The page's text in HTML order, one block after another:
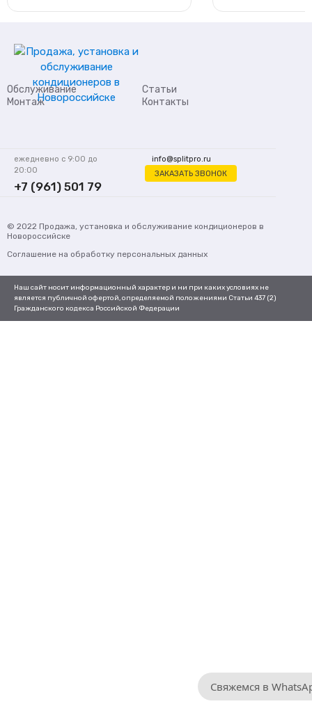
Обслуживание
Монтаж
Статьи
Контакты
info@splitpro.ru
ЗАКАЗАТЬ ЗВОНОК
ежедневно с 9:00 до
20:00
+7 (961) 501 79
© 2022 Продажа, установка и обслуживание кондиционеров в
Новороссийске
Соглашение на обработку персональных данных
Наш сайт носит информационный характер и ни при каких условиях не
является публичной офертой, определяемой положениями Статьи 437 (2)
Гражданского кодекса Российской Федерации
Свяжемся в